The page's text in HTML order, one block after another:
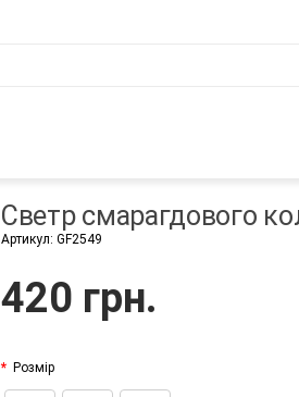
Светр смарагдового
Артикул: GF2549
420 грн.
Розмір